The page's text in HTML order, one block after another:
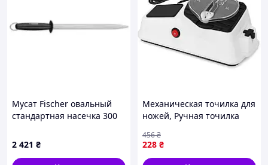
Мусат Fischer овальный
стандартная насечка 300
Артикул I1250
2 421 ₴
Механическая точилка для
ножей, Ручная точилка
электрическая FH-66
228 ₴
456₴